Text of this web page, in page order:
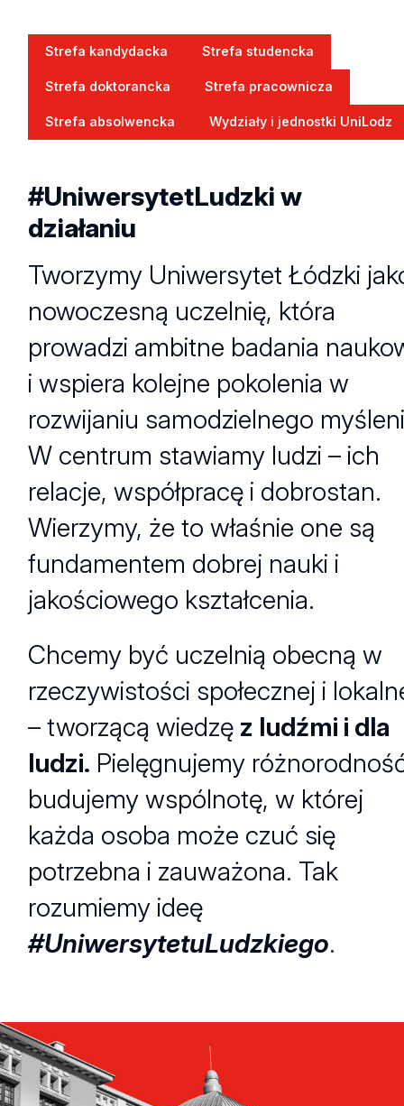
Strefa kandydacka Strefa studencka
Strefa doktorancka Strefa pracownicza
Strefa absolwencka Wydziały i jednostki UniLodz
#UniwersytetLudzki w
działaniu
Tworzymy Uniwersytet Łódzki
nowoczesną uczelnię, która
prowadzi ambitne badania
i wspiera kolejne pokolenia w
rozwijaniu samodzielnego
W centrum stawiamy ludzi – ich
relacje, współpracę i dobrostan.
Wierzymy, że to właśnie one są
fundamentem dobrej nauki i
jakościowego kształcenia.
Chcemy być uczelnią obecną w
rzeczywistości społecznej i
– tworzącą wiedzę z ludźmi i dla
ludzi. Pielęgnujemy
budujemy wspólnotę, w której
każda osoba może czuć się
potrzebna i zauważona. Tak
rozumiemy ideę
#UniwersytetuLudzkiego.